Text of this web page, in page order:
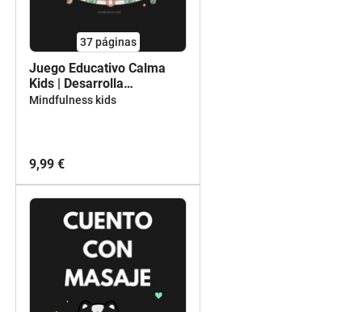
37páginas
Juego Educativo Calma
Kids | Desarrolla
Habilidades de
Mindfulness kids
9,99 €